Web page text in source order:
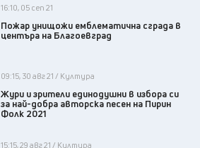
16:10, 05 сеп 21
Пожар унищожи емблематична сграда в
центъра на Благоевград
09:15, 30 авг 21 / Култура
Жури и зрители единодушни в избора си
за най-добра авторска песен на Пирин
Фолк 2021
15:15, 29 авг 21 / Култура